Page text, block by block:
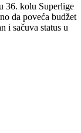
36. kolu Superlige
da poveća budžet
i sačuva status u